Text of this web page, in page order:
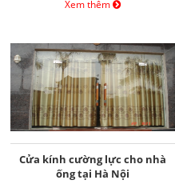
Xem thêm
Cửa kính cường lực cho nhà
ống tại Hà Nội